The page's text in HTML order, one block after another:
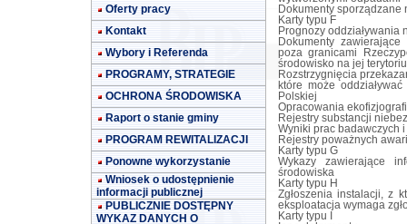
Oferty pracy
Kontakt
Wybory i Referenda
PROGRAMY, STRATEGIE
OCHRONA ŚRODOWISKA
Raport o stanie gminy
PROGRAM REWITALIZACJI
Ponowne wykorzystanie
Wniosek o udostępnienie
informacji publicznej
PUBLICZNIE DOSTĘPNY
WYKAZ DANYCH O
Dokumenty
Karty typu F
Prognozy oddziaływania
Dokumenty
poza granicami
środowisko na jej
Rozstrzygnięcia
które może
Polskiej
Opracowania
Rejestry substancji
Wyniki prac badawczych
Rejestry poważnych
Karty typu G
Wykazy zawierające
środowiska
Karty typu H
Zgłoszenia instalacji, z
eksploatacja wymaga
Karty typu I